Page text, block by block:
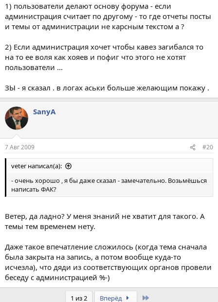
1) пользователи делают основу форума - если
администрация считает по другому - то где отчеты посты
и темы от администрации не карсным текстом а ?
2) Если администрация хочет чтобы кавез загибался то
на то ее воля как хояев и пофиг что этого не хотят
пользователи ...
ЗЫ - я сказал . в логах аськи больше желающим покажу .
SanyA
7 Авг 2009 #20
veter написал(а):
- очень хорошо , я бы даже сказал - замечательно. Возьмёшься
написать ФАК?
Ветер, да ладно? У меня знаний не хватит для такого. А
темы тем временем нету.
Даже такое впечатление сложилось (когда тема сначала
была закрыта на запись, а потом вообще куда-то
исчезла), что дяди из соответствующих органов провели
беседу с администрацией %-)
1 из 2 Вперёд